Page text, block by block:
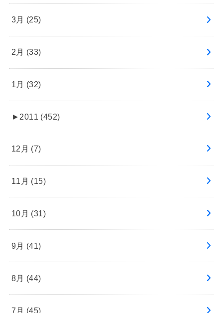
3月 (25)
2月 (33)
1月 (32)
► 2011 (452)
12月 (7)
11月 (15)
10月 (31)
9月 (41)
8月 (44)
7月 (45)